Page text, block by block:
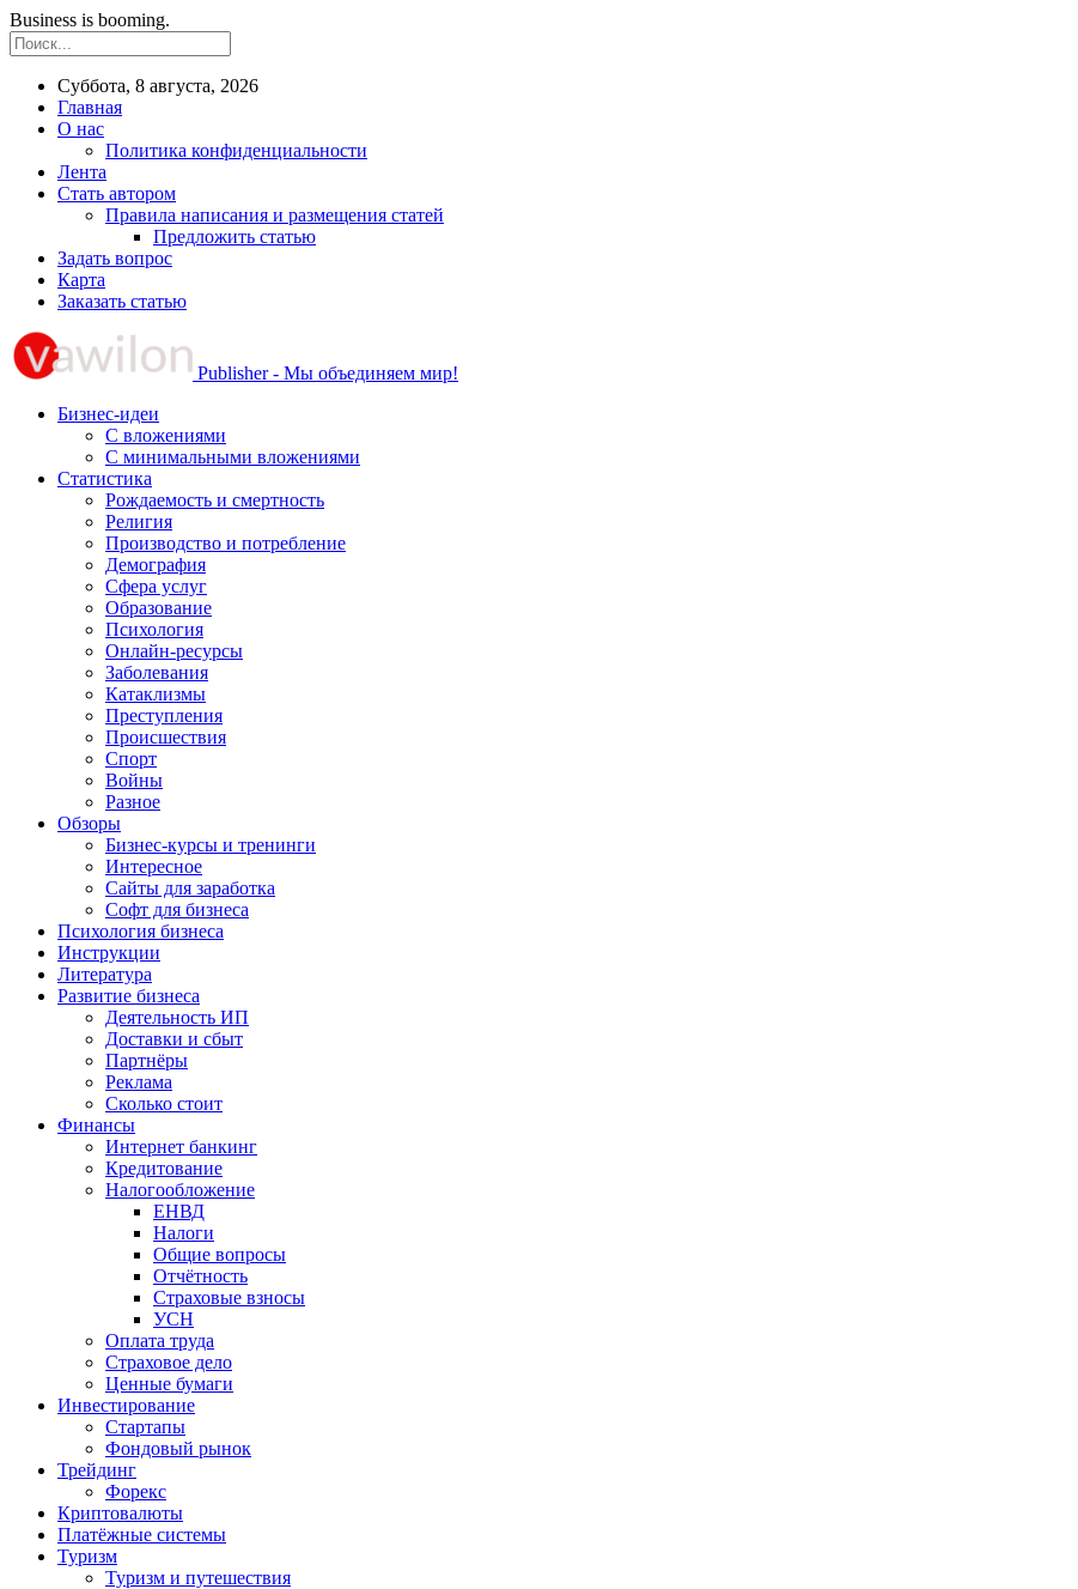
Business is booming.
Суббота, 8 августа, 2026
Главная
О нас
Политика конфиденциальности
Лента
Стать автором
Правила написания и размещения статей
Предложить статью
Задать вопрос
Карта
Заказать статью
Publisher - Мы объединяем мир!
Бизнес-идеи
С вложениями
С минимальными вложениями
Статистика
Рождаемость и смертность
Религия
Производство и потребление
Демография
Сфера услуг
Образование
Психология
Онлайн-ресурсы
Заболевания
Катаклизмы
Преступления
Происшествия
Спорт
Войны
Разное
Обзоры
Бизнес-курсы и тренинги
Интересное
Сайты для заработка
Софт для бизнеса
Психология бизнеса
Инструкции
Литература
Развитие бизнеса
Деятельность ИП
Доставки и сбыт
Партнёры
Реклама
Сколько стоит
Финансы
Интернет банкинг
Кредитование
Налогообложение
ЕНВД
Налоги
Общие вопросы
Отчётность
Страховые взносы
УСН
Оплата труда
Страховое дело
Ценные бумаги
Инвестирование
Стартапы
Фондовый рынок
Трейдинг
Форекс
Криптовалюты
Платёжные системы
Туризм
Туризм и путешествия